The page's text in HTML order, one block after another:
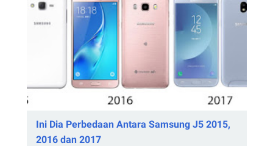
Ini Dia Perbedaan Antara Samsung J5 2015,
2016 dan 2017